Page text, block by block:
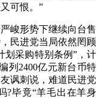
可恨。”
峻形势下继续向台售
民进党当局依然罔顾
划采购特别条例”，计
列2400亿元新台币特
讽刺说，难道民进党
?毕竟“羊毛出在羊身